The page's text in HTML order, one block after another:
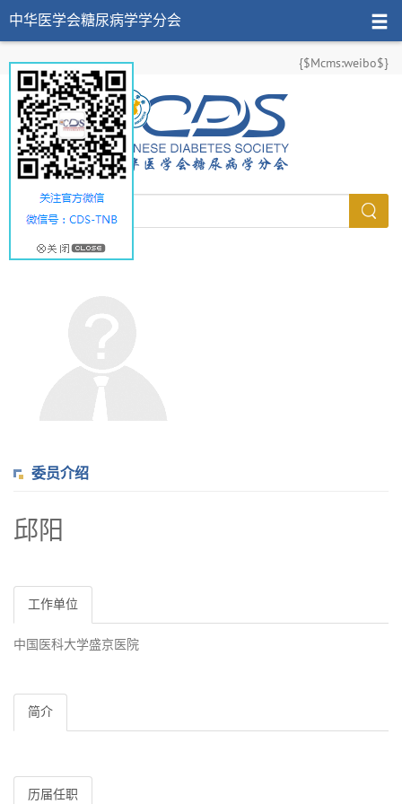
{$Mcms:weibo$}
中华医学会糖尿病学学分会
委员介绍
邱阳
工作单位
中国医科大学盛京医院
简介
历届任职